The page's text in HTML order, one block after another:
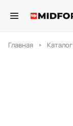
Главная Каталог